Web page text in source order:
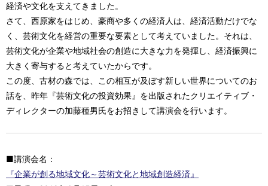
経済や文化を支えてきました。
さて、西原家をはじめ、豪商や多くの経済人は、経済活動だけでな
く、芸術文化を経営の重要な要素として考えていました。それは、
芸術文化が企業や地域社会の創造に大きな力を発揮し、経済振興に
大きく寄与すると考えていたからです。
この度、古材の森では、この相互が及ぼす新しい世界についてのお
話を、昨年『芸術文化の投資効果』を出版されたクリエイティブ・
ディレクターの加藤種男氏をお招きして講演会を行います。
■講演会名：
『企業が創る地域文化～芸術文化と地域創造経済』